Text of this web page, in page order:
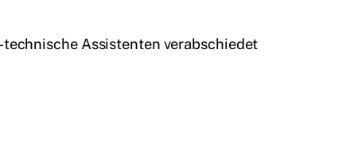
technische Assistenten verabschiedet